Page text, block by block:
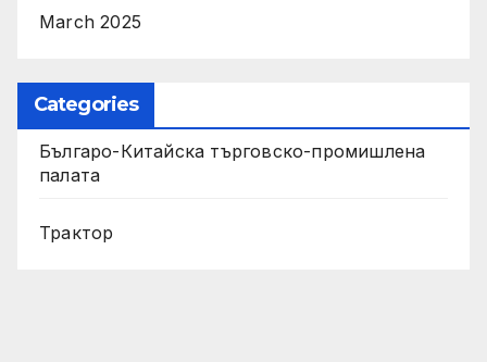
March 2025
Categories
Българо-Китайска търговско-промишлена
палата
Трактор